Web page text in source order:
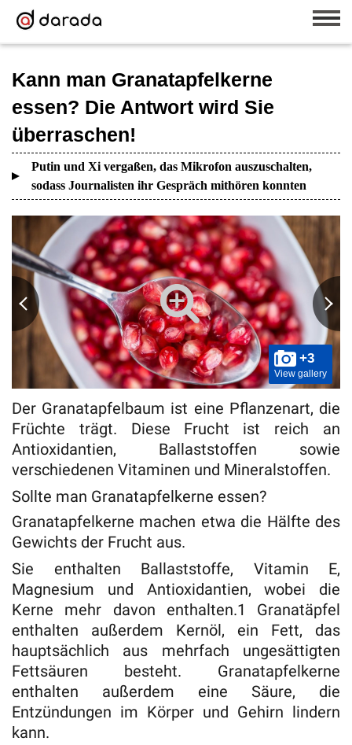
Kann man Granatapfelkerne
essen? Die Antwort wird Sie
überraschen!
Putin und Xi vergaßen, das Mikrofon auszuschalten,
sodass Journalisten ihr Gespräch mithören konnten
+3
View gallery
Der Granatapfelbaum ist eine Pflanzenart, die
Früchte trägt. Diese Frucht ist reich an
Antioxidantien, Ballaststoffen sowie
verschiedenen Vitaminen und Mineralstoffen.
Sollte man Granatapfelkerne essen?
Granatapfelkerne machen etwa die Hälfte des
Gewichts der Frucht aus.
Sie enthalten Ballaststoffe, Vitamin E,
Magnesium und Antioxidantien, wobei die
Kerne mehr davon enthalten.1 Granatäpfel
enthalten außerdem Kernöl, ein Fett, das
hauptsächlich aus mehrfach ungesättigten
Fettsäuren besteht. Granatapfelkerne
enthalten außerdem eine Säure, die
Entzündungen im Körper und Gehirn lindern
kann.